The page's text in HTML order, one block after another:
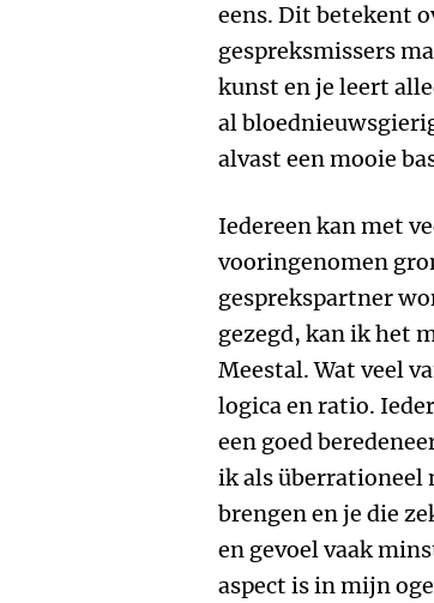
eens. Dit betekent
gespreksmissers
kunst en je leert
al
alvast een mooie
Iedereen kan met
vooringenomen
gesprekspartner
gezegd, kan ik het
Meestal. Wat veel
logica en ratio.
een goed
ik als überrationeel
brengen en je die
en gevoel vaak
aspect is in mijn